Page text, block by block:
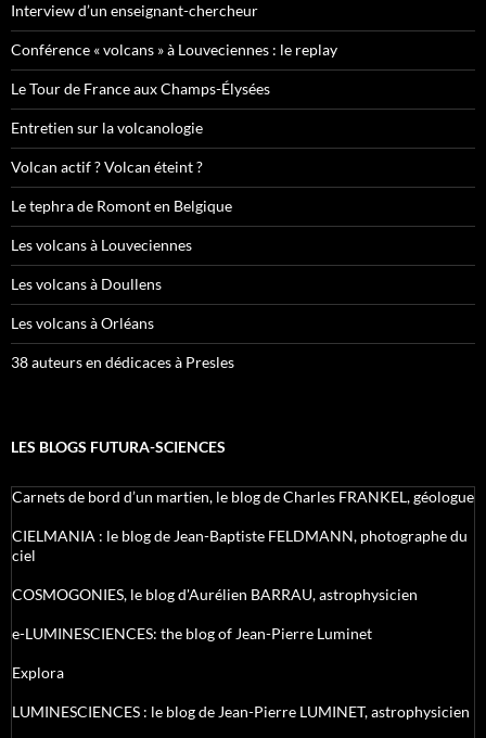
Interview d’un enseignant-chercheur
Conférence « volcans » à Louveciennes : le replay
Le Tour de France aux Champs-Élysées
Entretien sur la volcanologie
Volcan actif ? Volcan éteint ?
Le tephra de Romont en Belgique
Les volcans à Louveciennes
Les volcans à Doullens
Les volcans à Orléans
38 auteurs en dédicaces à Presles
LES BLOGS FUTURA-SCIENCES
Carnets de bord d’un martien, le blog de Charles FRANKEL, géologue
CIELMANIA : le blog de Jean-Baptiste FELDMANN, photographe du
ciel
COSMOGONIES, le blog d'Aurélien BARRAU, astrophysicien
e-LUMINESCIENCES: the blog of Jean-Pierre Luminet
Explora
LUMINESCIENCES : le blog de Jean-Pierre LUMINET, astrophysicien